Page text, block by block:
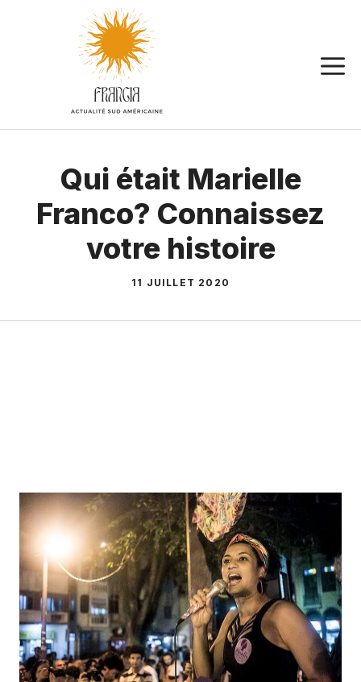
Qui était Marielle
Franco? Connaissez
votre histoire
11 JUILLET 2020